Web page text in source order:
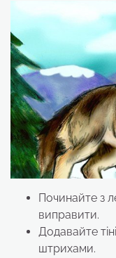
Починайте з
виправити.
Додавайте
штрихами.